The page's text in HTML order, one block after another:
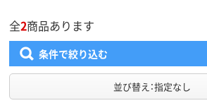
全2商品あります
条件で絞り込む
並び替え：指定なし